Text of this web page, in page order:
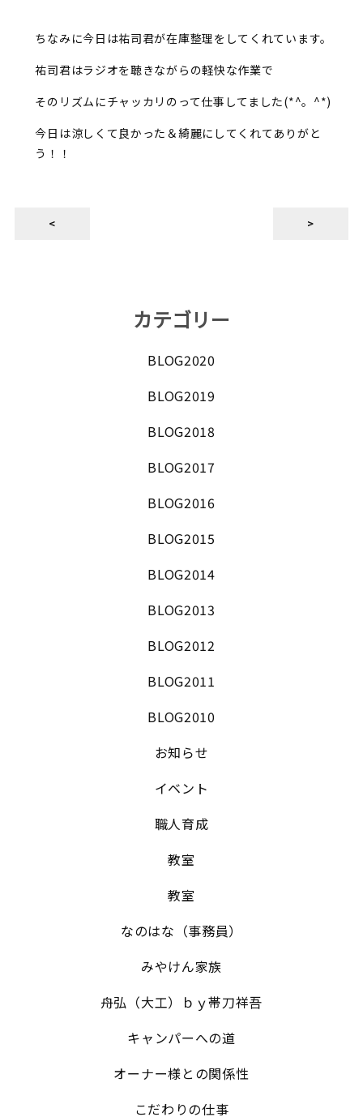
ちなみに今日は祐司君が在庫整理をしてくれています。
祐司君はラジオを聴きながらの軽快な作業で
そのリズムにチャッカリのって仕事してました(*^。^*)
今日は涼しくて良かった＆綺麗にしてくれてありがと
う！！
< >
カテゴリー
BLOG2020
BLOG2019
BLOG2018
BLOG2017
BLOG2016
BLOG2015
BLOG2014
BLOG2013
BLOG2012
BLOG2011
BLOG2010
お知らせ
イベント
職人育成
教室
教室
なのはな（事務員）
みやけん家族
舟弘（大工）ｂｙ帯刀祥吾
キャンパーへの道
オーナー様との関係性
こだわりの仕事